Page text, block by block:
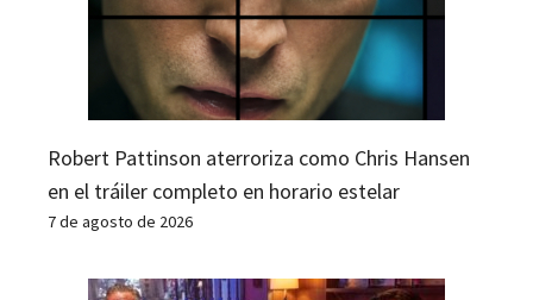
Robert Pattinson aterroriza como Chris Hansen
en el tráiler completo en horario estelar
7 de agosto de 2026